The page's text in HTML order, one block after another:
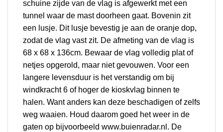
schuine zijde van de vlag is afgewerkt met een
tunnel waar de mast doorheen gaat. Bovenin zit
een lusje. Dit lusje bevestig je aan de oranje dop,
zodat de vlag vast zit. De afmeting van de vlag is
68 x 68 x 136cm. Bewaar de vlag volledig plat of
netjes opgerold, maar niet gevouwen. Voor een
langere levensduur is het verstandig om bij
windkracht 6 of hoger de kioskvlag binnen te
halen. Want anders kan deze beschadigen of zelfs
weg waaien. Houd daarom goed het weer in de
gaten op bijvoorbeeld www.buienradar.nl. De